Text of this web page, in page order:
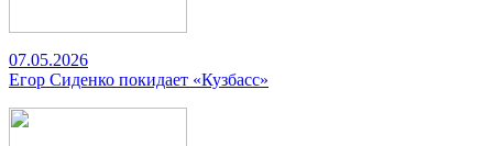
07.05.2026
Егор Сиденко покидает «Кузбасс»